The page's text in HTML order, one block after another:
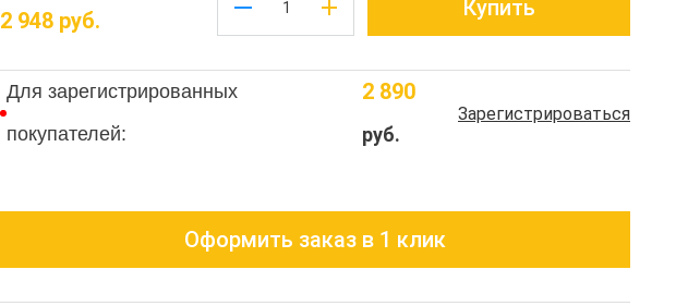
2 948 руб. Купить
Для зарегистрированных
покупателей:
2 890
руб.
Зарегистрироваться
Оформить заказ в 1 клик